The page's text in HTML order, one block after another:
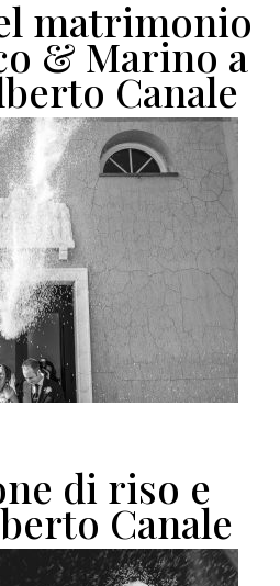
matrimonio
& Marino a
Canale
di riso e
Canale